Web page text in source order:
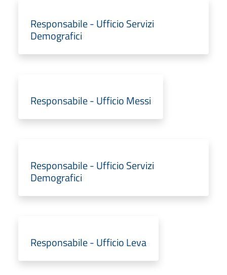
Responsabile - Ufficio Servizi
Demografici
Responsabile - Ufficio Messi
Responsabile - Ufficio Servizi
Demografici
Responsabile - Ufficio Leva